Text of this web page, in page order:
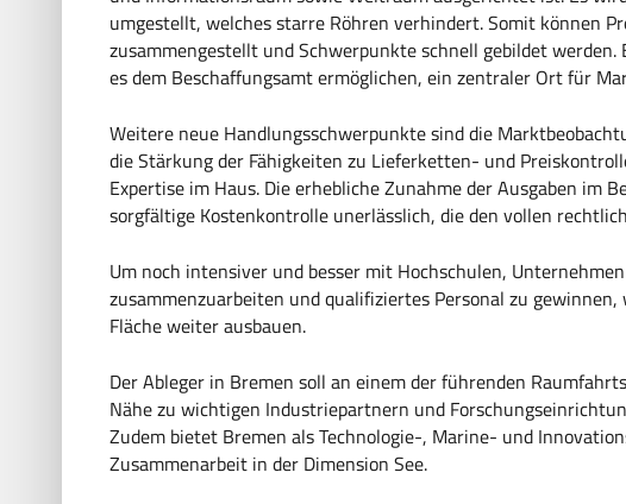
umgestellt, welches starre Röhren verhindert. Somit können
zusammengestellt und Schwerpunkte schnell gebildet
es dem Beschaffungsamt ermöglichen, ein zentraler Ort für
Weitere neue Handlungsschwerpunkte sind die
die Stärkung der Fähigkeiten zu Lieferketten- und
Expertise im Haus. Die erhebliche Zunahme der Ausgaben im
sorgfältige Kostenkontrolle unerlässlich, die den vollen
Um noch intensiver und besser mit Hochschulen,
zusammenzuarbeiten und qualifiziertes Personal zu
Fläche weiter ausbauen.
Der Ableger in Bremen soll an einem der führenden
Nähe zu wichtigen Industriepartnern und
Zudem bietet Bremen als Technologie-, Marine- und
Zusammenarbeit in der Dimension See.